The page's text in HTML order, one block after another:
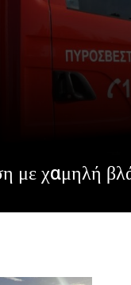
με χαμηλή